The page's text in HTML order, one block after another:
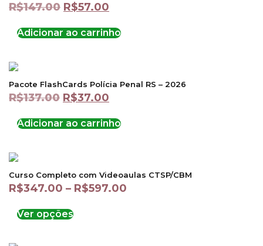
R$147.00 R$57.00
Adicionar ao carrinho
Pacote FlashCards Polícia Penal RS – 2026
R$137.00 R$37.00
Adicionar ao carrinho
Curso Completo com Videoaulas CTSP/CBM
R$347.00 – R$597.00
Ver opções